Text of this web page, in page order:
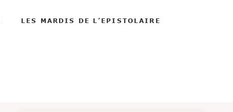
LES MARDIS DE L’EPISTOLAIRE